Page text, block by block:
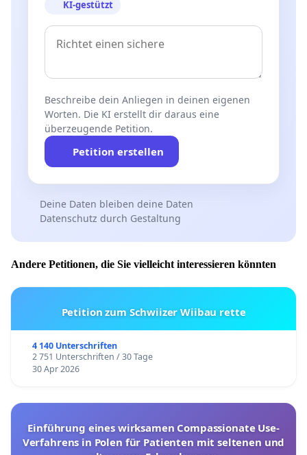
KI-gestützt
Beschreibe dein Anliegen in deinen eigenen
Worten. Die KI erstellt dir daraus eine
überzeugende Petition.
Petition erstellen
Deine Daten bleiben deine Daten
Datenschutz durch Gestaltung
Andere Petitionen, die Sie vielleicht interessieren könnten
Petition zum Schwiizer Wiibau rette
4 140 Unterschriften
2 751 Unterschriften / 30 Tage
30 Apr 2026
Einführung eines wirksamen Compassionate Use-
Verfahrens in Polen für Patienten mit seltenen und